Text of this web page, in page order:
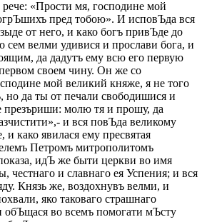
«Прости мя, господине мой
пред тобою». И исповЪда вся
от него, и како богъ привЪде до
сем велми удивися и прослави бога, и
да дадутъ ему всю его первую
своем чину. Он же со
мой великий княже, я не того
но да ты от печали свободишися и
презъриши: молю тя и прошу, да
и вся повЪда великому
и како явилася ему пресвятая
Петромъ митрополитомъ
идЪ же быти церкви во имя
честнаго и славнаго ея Успения; и вся
Князь же, воздохнувъ велми, и
яко таковаго страшнаго
обЪщася во всемъ помогати мЪсту